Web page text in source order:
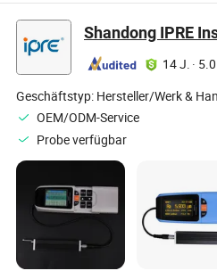
14 J. · 5.0
Geschäftstyp: Hersteller/Werk &
OEM/ODM-Service
Probe verfügbar